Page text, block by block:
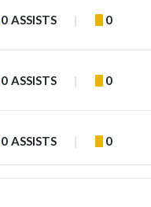
0 ASSISTS 0
0 ASSISTS 0
0 ASSISTS 0